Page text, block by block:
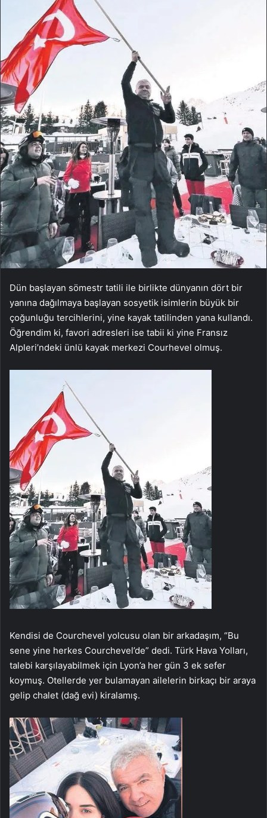
Dün başlayan sömestr tatili ile birlikte dünyanın dört bir
yanına dağılmaya başlayan sosyetik isimlerin büyük bir
çoğunluğu tercihlerini, yine kayak tatilinden yana kullandı.
Öğrendim ki, favori adresleri ise tabii ki yine Fransız
Alpleri’ndeki ünlü kayak merkezi Courhevel olmuş.
Kendisi de Courchevel yolcusu olan bir arkadaşım, “Bu
sene yine herkes Courchevel’de” dedi. Türk Hava Yolları,
talebi karşılayabilmek için Lyon’a her gün 3 ek sefer
koymuş. Otellerde yer bulamayan ailelerin birkaçı bir araya
gelip chalet (dağ evi) kiralamış.